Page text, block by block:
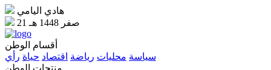
هادي اليامي
21 صفر 1448 هـ
أقسام الوطن
سياسة محليات رياضة اقتصاد حياة رأي